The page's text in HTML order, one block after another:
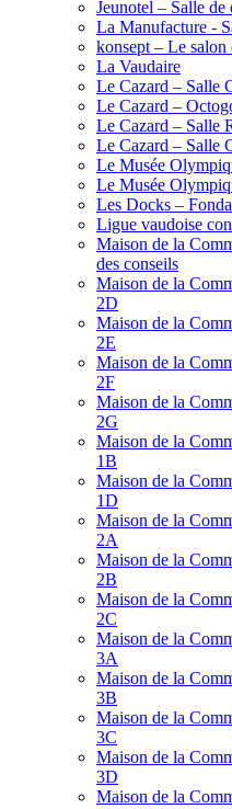
Jeunotel – Salle de
La Manufacture -
konsept – Le salon
La Vaudaire
Le Cazard – Salle
Le Cazard –
Le Cazard – Salle
Le Cazard – Salle
Le Musée
Le Musée
Les Docks –
Ligue vaudoise
Maison de la
des conseils
Maison de la
2D
Maison de la
2E
Maison de la
2F
Maison de la
2G
Maison de la
1B
Maison de la
1D
Maison de la
2A
Maison de la
2B
Maison de la
2C
Maison de la
3A
Maison de la
3B
Maison de la
3C
Maison de la
3D
Maison de la